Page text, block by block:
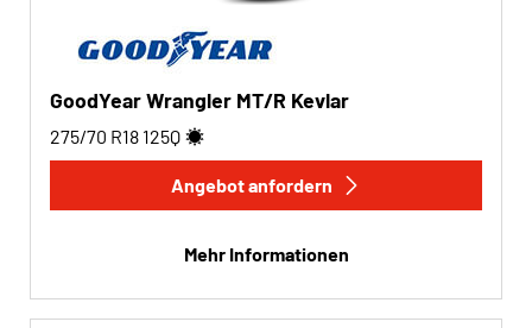
GoodYear Wrangler MT/R Kevlar
275/70 R18 125Q
Angebot anfordern
Mehr Informationen